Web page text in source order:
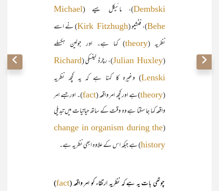
Dembski)، مائیکل بیہے (Michael
Behe)، فٹشیو (Kirk Fitzhugh) نے اسے
نظریہ (theory) کہا ہے۔ اور جولین ہکسلے
(
Julian Huxley)، رچرڈ لینسکی (Richard
Lenski) وغیرہ کا کہنا ہے کہ یہ کچھ نظریہ
(
theory)ہے اور کچھ امر واقعہ (fact)۔ اور جسے امر
واقعہ کہا جا سکتا ہے وہ وقت کے ساتھ حیاتیات میں تبدیلی
(
change in organism during the
history) ہے جبکہ اس کے علاوہ ابھی نظریہ ہے۔
چوتھی بات یہ ہے کہ نظریہ ارتقاء کو امر واقعہ (fact
)